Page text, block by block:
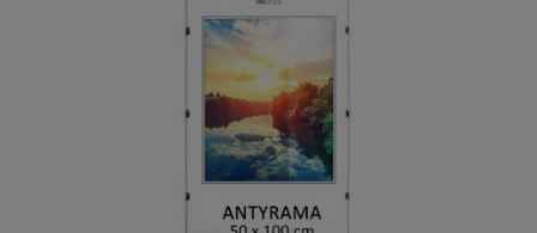
Cena regularna:
Najniższa cena:
101,49 zł
DO KOSZYKA